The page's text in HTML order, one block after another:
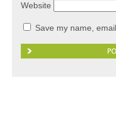
Website
Save my name,